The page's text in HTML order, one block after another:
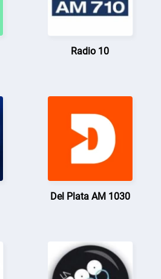
Radio 10
Del Plata AM 1030